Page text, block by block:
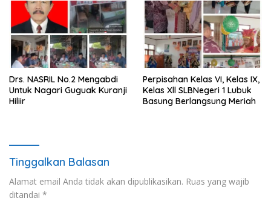
Drs. NASRIL No.2 Mengabdi
Untuk Nagari Guguak Kuranji
Hiliir
Perpisahan Kelas VI, Kelas IX,
Kelas Xll SLBNegeri 1 Lubuk
Basung Berlangsung Meriah
Tinggalkan Balasan
Alamat email Anda tidak akan dipublikasikan. Ruas yang wajib
ditandai *